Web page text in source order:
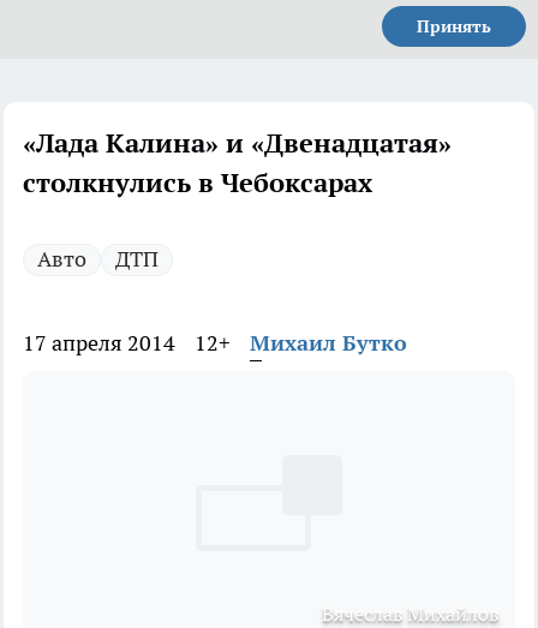
Принять
«Лада Калина» и «Двенадцатая»
столкнулись в Чебоксарах
Авто ДТП
17 апреля 2014 12+ Михаил Бутко
Вячеслав Михайлов